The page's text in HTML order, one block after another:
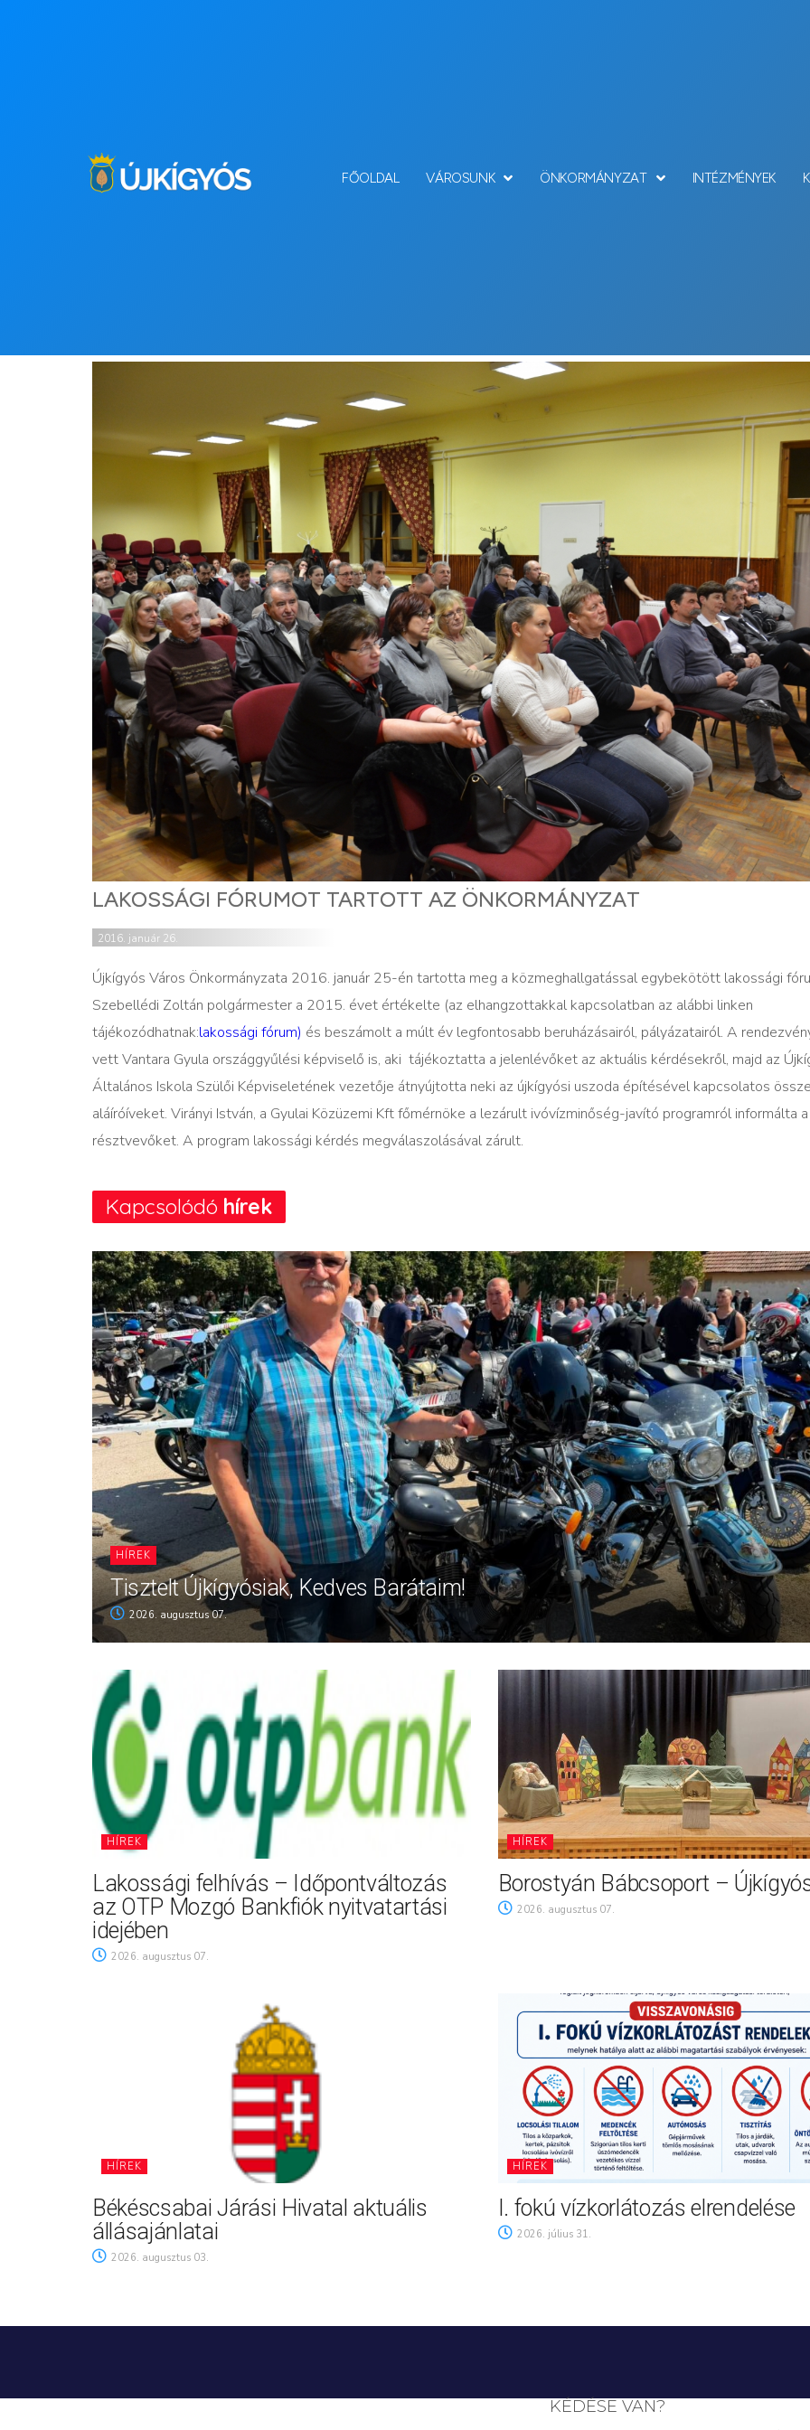
FŐOLDAL VÁROSUNK ÖNKORMÁNYZAT INTÉZMÉNYEK
LAKOSSÁGI FÓRUMOT TARTOTT AZ ÖNKORMÁNYZAT
2016. január 26.
Újkígyós Város Önkormányzata 2016. január 25-én tartotta meg a közmeghallgatással egybekötött lakossági
Szebellédi Zoltán polgármester a 2015. évet értékelte (az elhangzottakkal kapcsolatban az alábbi linken
tájékozódhatnak:lakossági fórum) és beszámolt a múlt év legfontosabb beruházásairól, pályázatairól. A
vett Vantara Gyula országgyűlési képviselő is, aki tájékoztatta a jelenlévőket az aktuális kérdésekről, majd az
Általános Iskola Szülői Képviseletének vezetője átnyújtotta neki az újkígyósi uszoda építésével kapcsolatos
aláíróíveket. Virányi István, a Gyulai Közüzemi Kft főmérnöke a lezárult ivóvízminőség-javító programról informálta a
résztvevőket. A program lakossági kérdés megválaszolásával zárult.
Kapcsolódó hírek
HÍREK
Tisztelt Újkígyósiak, Kedves Barátaim!
2026. augusztus 07.
HÍREK
Lakossági felhívás – Időpontváltozás
az OTP Mozgó Bankfiók nyitvatartási
idejében
2026. augusztus 07.
HÍREK
Borostyán Bábcsoport –
2026. augusztus 07.
HÍREK
Békéscsabai Járási Hivatal aktuális
állásajánlatai
2026. augusztus 03.
HÍREK
I. fokú vízkorlátozás elrendelése
2026. július 31.
KÉDÉSE VAN?